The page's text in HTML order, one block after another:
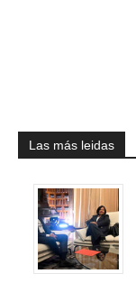
Las más leidas